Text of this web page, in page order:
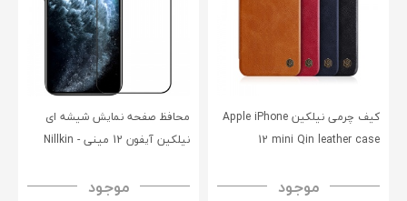
کیف چرمی نیلکین Apple iPhone
12 mini Qin leather case
موجود
محافظ صفحه نمایش شیشه‌ ای
نیلکین آیفون 12 مینی - Nillkin
tempered glassموجود